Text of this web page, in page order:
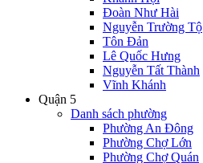
Đoàn Như Hài
Nguyễn Trường Tộ
Tôn Đản
Lê Quốc Hưng
Nguyễn Tất Thành
Vĩnh Khánh
Quận 5
Danh sách phường
Phường An Đông
Phường Chợ Lớn
Phường Chợ Quán